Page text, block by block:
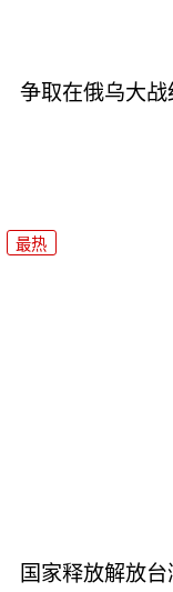
争取在俄乌大
最热
国家释放解放